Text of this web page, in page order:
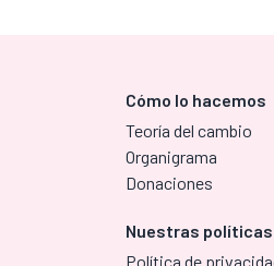
Cómo lo hacemos
Teoría del cambio
Organigrama
Donaciones
Nuestras políticas
Política de